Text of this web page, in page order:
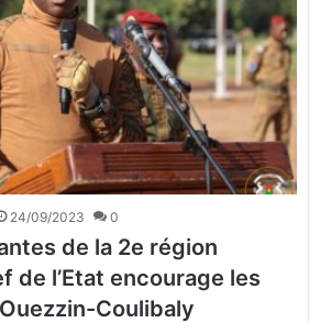
24/09/2023 0
de la 2e région
de l’Etat encourage les
Coulibaly